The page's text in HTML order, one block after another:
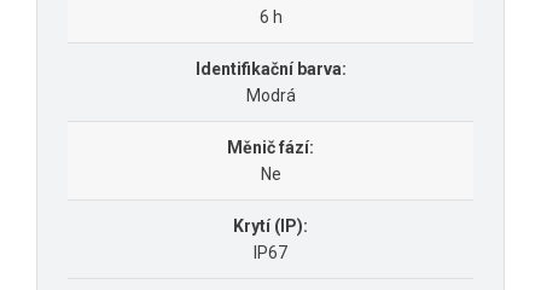
6 h
Identifikační barva:
Modrá
Měnič fází:
Ne
Krytí (IP):
IP67